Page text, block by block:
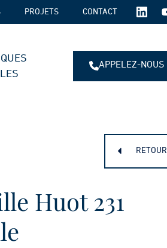
PROJETS CONTACT
SUIVEZ-
NOUS
APPELEZ-NOUS
RETOUR
Huot 231